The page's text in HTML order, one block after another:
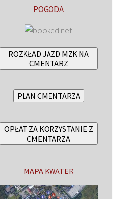
POGODA
ROZKŁAD JAZD MZK NA
CMENTARZ
PLAN CMENTARZA
OPŁAT ZA KORZYSTANIE Z
CMENTARZA
MAPA KWATER